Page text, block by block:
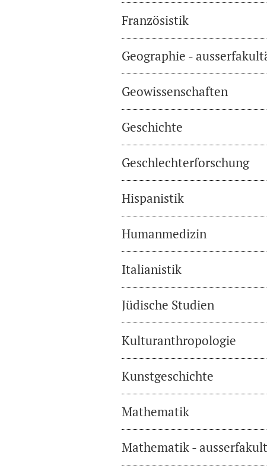
Französistik
Geographie -
Geowissenschaften
Geschichte
Geschlechterforschung
Hispanistik
Humanmedizin
Italianistik
Jüdische Studien
Kulturanthropologie
Kunstgeschichte
Mathematik
Mathematik -